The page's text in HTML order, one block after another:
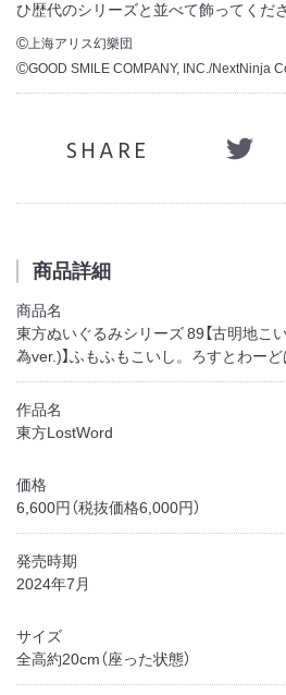
ひ歴代のシリーズと並べて飾ってくだ
©上海アリス幻樂団
©GOOD SMILE COMPANY, INC./NextNinja
SHARE
商品詳細
商品名
東方ぬいぐるみシリーズ 89【古明地こ
為ver.)】ふもふもこいし。ろすとわー
作品名
東方LostWord
価格
6,600円（税抜価格6,000円）
発売時期
2024年7月
サイズ
全高約20cm（座った状態）